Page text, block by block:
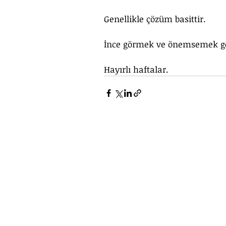
Genellikle çözüm basittir.
İnce görmek ve önemsemek
Hayırlı haftalar.